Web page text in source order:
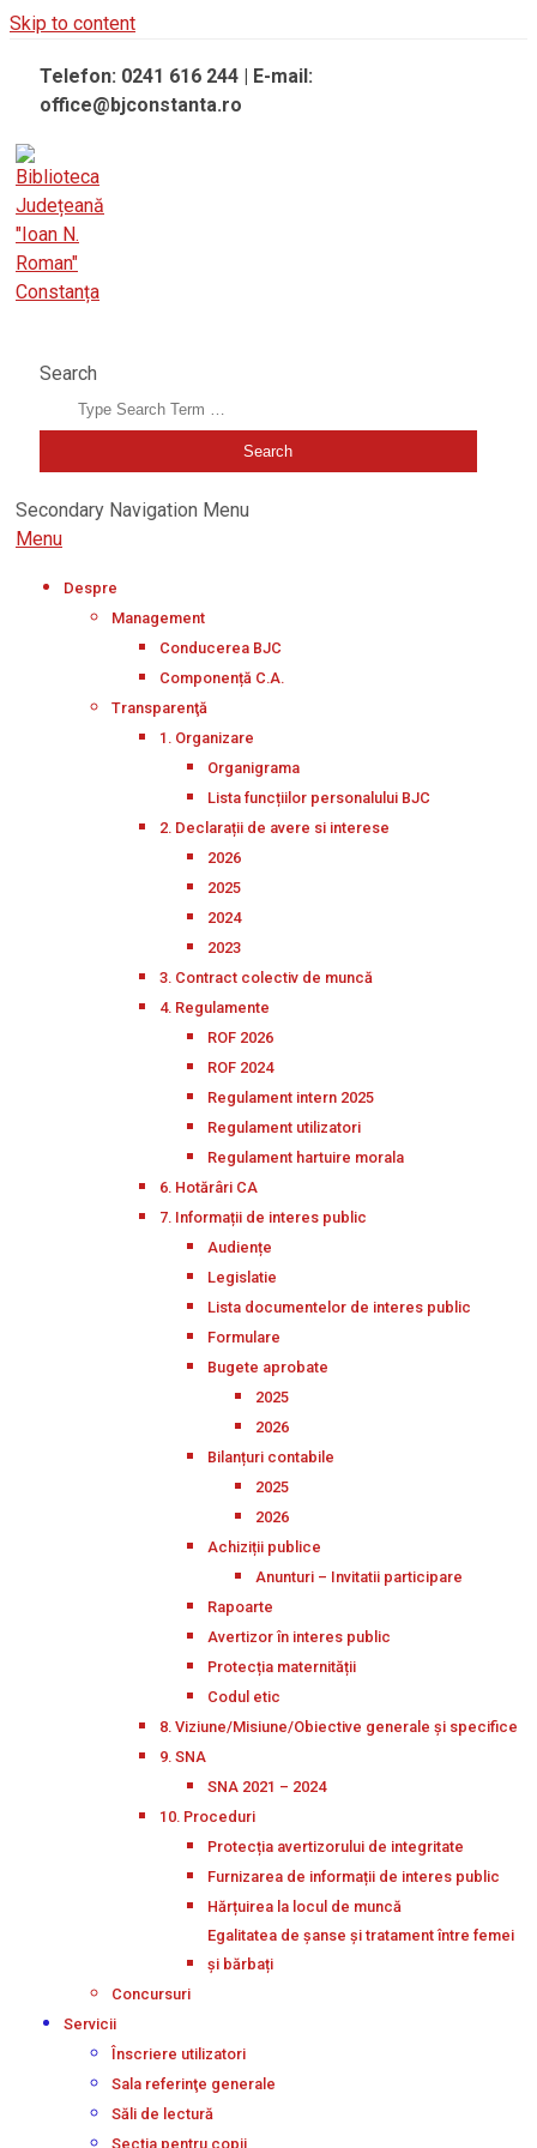
Skip to content
Telefon: 0241 616 244 | E-mail:
office@bjconstanta.ro
Search
Secondary Navigation Menu
Menu
Despre
Management
Conducerea BJC
Componență C.A.
Transparenţă
1. Organizare
Organigrama
Lista funcțiilor personalului BJC
2. Declarații de avere si interese
2026
2025
2024
2023
3. Contract colectiv de muncă
4. Regulamente
ROF 2026
ROF 2024
Regulament intern 2025
Regulament utilizatori
Regulament hartuire morala
6. Hotărâri CA
7. Informații de interes public
Audiențe
Legislatie
Lista documentelor de interes public
Formulare
Bugete aprobate
2025
2026
Bilanțuri contabile
2025
2026
Achiziții publice
Anunturi – Invitatii participare
Rapoarte
Avertizor în interes public
Protecția maternității
Codul etic
8. Viziune/Misiune/Obiective generale și specifice
9. SNA
SNA 2021 – 2024
10. Proceduri
Protecția avertizorului de integritate
Furnizarea de informații de interes public
Hărțuirea la locul de muncă
Egalitatea de șanse și tratament între femei
și bărbați
Concursuri
Servicii
Înscriere utilizatori
Sala referinţe generale
Săli de lectură
Secţia pentru copii